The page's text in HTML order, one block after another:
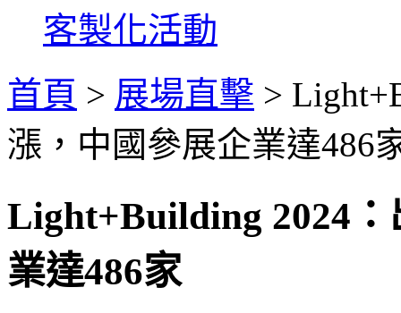
客製化活動
首頁 > 展場直擊 >
漲，中國參展企業達486
Light+Building 2024
業達486家